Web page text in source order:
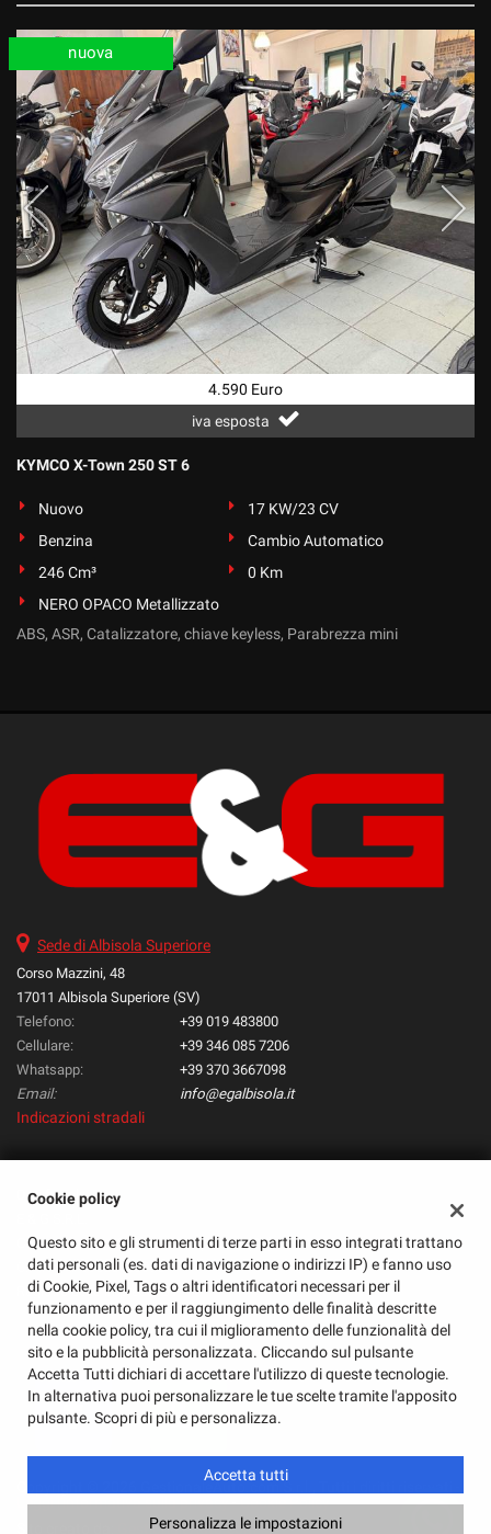
4.590 Euro
iva esposta
nuova
KYMCO X-Town 250 ST 6
Nuovo
17 KW/23 CV
Benzina
Cambio Automatico
246 Cm³
0 Km
NERO OPACO Metallizzato
ABS, ASR, Catalizzatore, chiave keyless, Parabrezza mini
Sede di Albisola Superiore
Corso Mazzini, 48
17011 Albisola Superiore (SV)
Telefono:
+39 019 483800
Cellulare:
+39 346 085 7206
Whatsapp:
+39 370 3667098
Email:
info@egalbisola.it
Indicazioni stradali
Dati fiscali:
Corso Mazzini, 48, Albisola Superiore (SV)
C.F/P.IVA:01585720095
Registro delle imprese:SV
Leggi l'informativa sulla privacy-Cookie Policy
GestionaleAuto.com
Cookie policy
Questo sito e gli strumenti di terze parti in esso integrati trattano
dati personali (es. dati di navigazione o indirizzi IP) e fanno uso
di Cookie, Pixel, Tags o altri identificatori necessari per il
funzionamento e per il raggiungimento delle finalità descritte
nella cookie policy, tra cui il miglioramento delle funzionalità del
sito e la pubblicità personalizzata. Cliccando sul pulsante
Accetta Tutti dichiari di accettare l'utilizzo di queste tecnologie.
In alternativa puoi personalizzare le tue scelte tramite l'apposito
pulsante. Scopri di più e personalizza.
Accetta tutti
Personalizza le impostazioni